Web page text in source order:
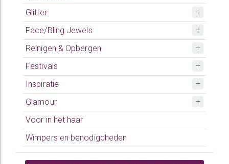
Glitter
Face/Bling Jewels
Reinigen & Opbergen
Festivals
Inspiratie
Glamour
Voor in het haar
Wimpers en benodigdheden